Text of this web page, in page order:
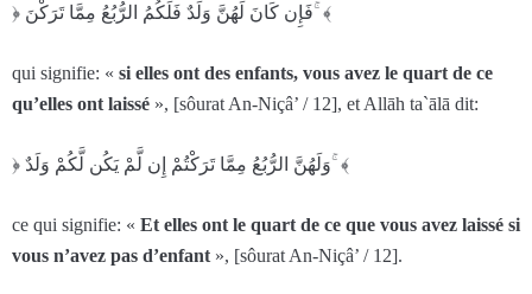
﴿ فَإِن كَانَ لَهُنَّ وَلَدٌ فَلَكُمُ الرُّ‌بُعُ مِمَّا تَرَ‌كْنَ ۚ ﴾
qui signifie: « si elles ont des enfants, vous avez le quart de ce
qu’elles ont laissé », [sôurat An-Niçâ’ / 12], et Allāh ta`ālā dit:
﴿ وَلَهُنَّ الرُّ‌بُعُ مِمَّا تَرَ‌كْتُمْ إِن لَّمْ يَكُن لَّكُمْ وَلَدٌ ۚ ﴾
ce qui signifie: « Et elles ont le quart de ce que vous avez laissé si
vous n’avez pas d’enfant », [sôurat An-Niçâ’ / 12].